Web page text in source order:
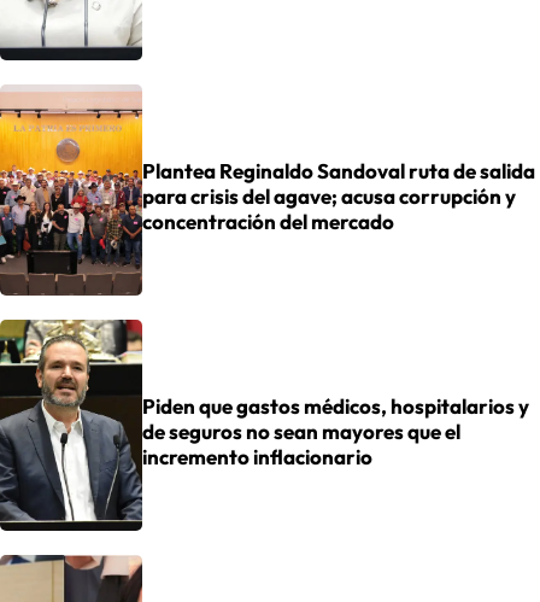
Plantea Reginaldo Sandoval ruta de salida
para crisis del agave; acusa corrupción y
concentración del mercado
Piden que gastos médicos, hospitalarios y
de seguros no sean mayores que el
incremento inflacionario